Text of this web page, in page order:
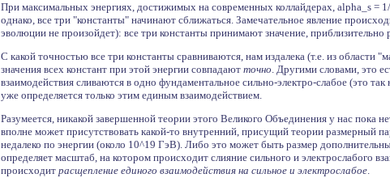
При максимальных энергиях, достижимых на современных коллайдерах, alpha_s =
однако, все три "константы" начинают сближаться. Замечательное явление
эволюции не произойдет): все три константы принимают значение, приблизительно
С какой точностью все три константы сравниваются, нам издалека (т.е. из
значения всех констант при этой энергии совпадают точно. Другими словами, это
взаимодействия сливаются в одно фундаментальное сильно-электро-слабое (это
уже определяется только этим единым взаимодействием.
Разумеется, никакой завершенной теории этого Великого Объединения у нас пока
вполне может присутствовать какой-то внутренний, присущий теории размерный
недалеко по энергии (около 10^19 ГэВ). Либо это может быть размер
определяет масштаб, на котором происходит слияние сильного и электрослабого
происходит расщепление единого взаимодействия на сильное и электрослабое.